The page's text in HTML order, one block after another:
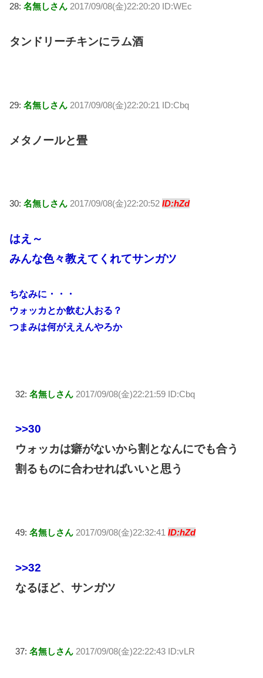
28: 名無しさん 2017/09/08(金)22:20:20 ID:WEc
タンドリーチキンにラム酒
29: 名無しさん 2017/09/08(金)22:20:21 ID:Cbq
メタノールと畳
30: 名無しさん 2017/09/08(金)22:20:52 ID:hZd
はえ～
みんな色々教えてくれてサンガツ
ちなみに・・・
ウォッカとか飲む人おる？
つまみは何がええんやろか
32: 名無しさん 2017/09/08(金)22:21:59 ID:Cbq
>>30
ウォッカは癖がないから割となんにでも合う
割るものに合わせればいいと思う
49: 名無しさん 2017/09/08(金)22:32:41 ID:hZd
>>32
なるほど、サンガツ
37: 名無しさん 2017/09/08(金)22:22:43 ID:vLR